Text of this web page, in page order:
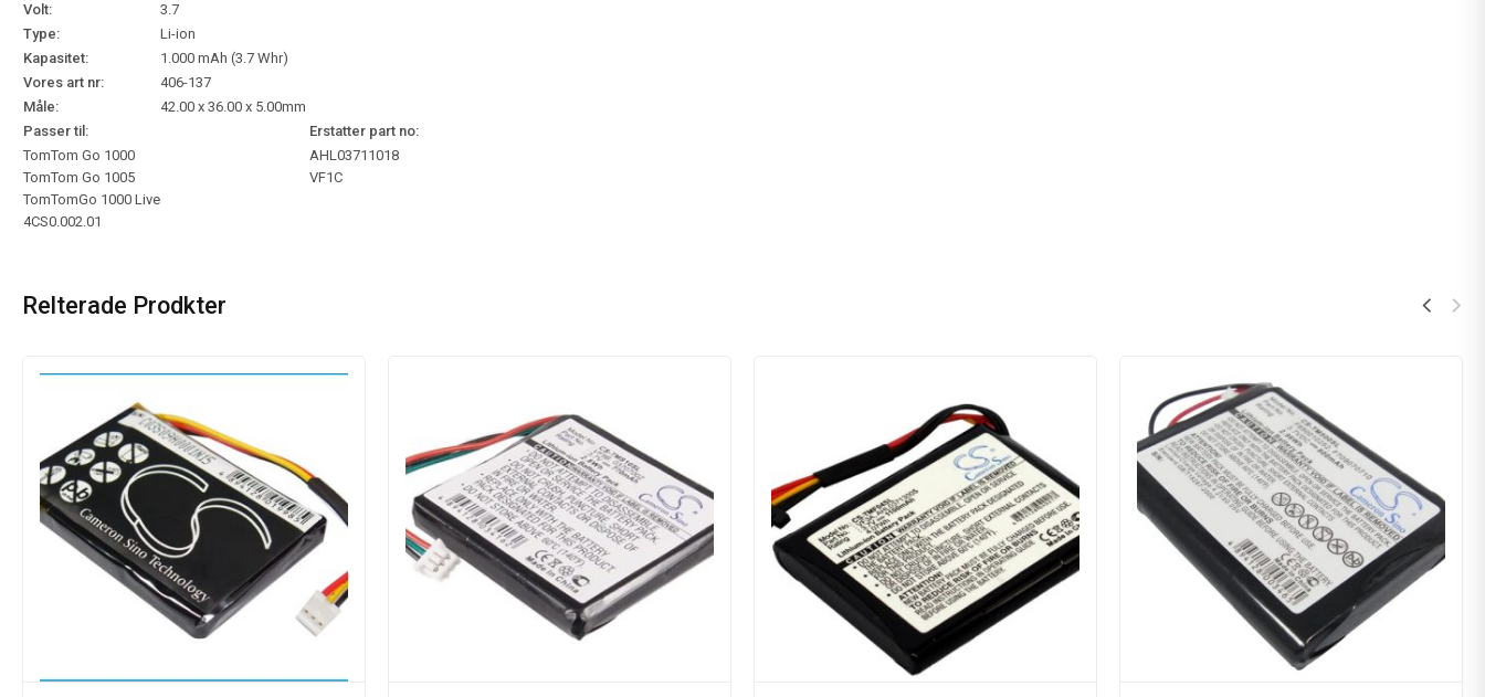
Volt:
3.7
Type:
Li-ion
Kapasitet:
1.000 mAh (3.7 Whr)
Vores art nr:
406-137
Måle:
42.00 x 36.00 x 5.00mm
Passer til:
Erstatter part no:
TomTom Go 1000
TomTom Go 1005
TomTomGo 1000 Live
4CS0.002.01
AHL03711018
VF1C
Relterade Prodkter